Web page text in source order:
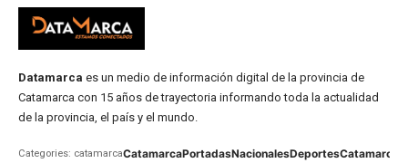
Datamarca es un medio de información digital de la provincia de
Catamarca con 15 años de trayectoria informando toda la actualidad
de la provincia, el país y el mundo.
Categories: catamarcaCatamarcaPortadasNacionalesDeportesCatamarca